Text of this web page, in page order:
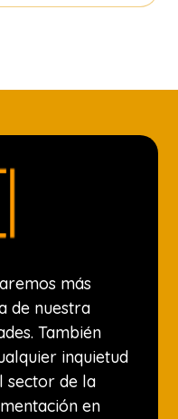
más
de nuestra
También
inquietud
sector de la
en